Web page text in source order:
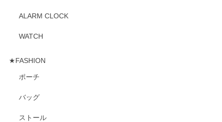
ALARM CLOCK
WATCH
★FASHION
ポーチ
バッグ
ストール